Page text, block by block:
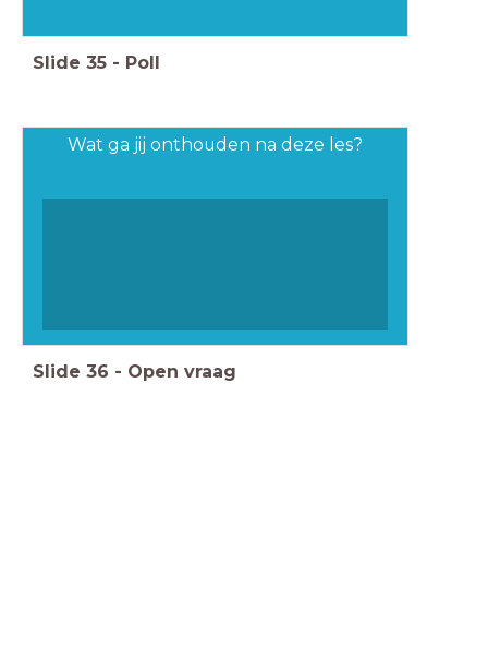
Slide 35 - Poll
Wat ga jij onthouden na deze les?
Slide 36 - Open vraag